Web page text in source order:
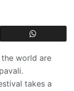
world are
takes a